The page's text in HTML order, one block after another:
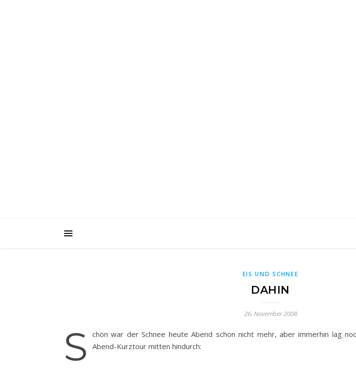
EIS UND SCHNEE
DAHIN
26. November 2008
S
chön war der Schnee heute Abend schon nicht mehr, aber immerhin lag
Abend-Kurztour mitten hindurch: